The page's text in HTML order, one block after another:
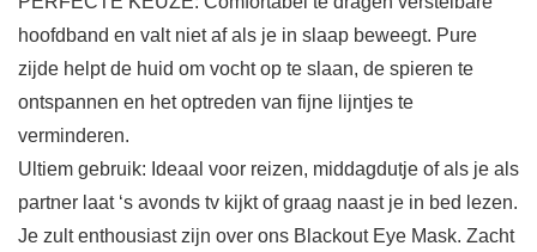
hoofdband en valt niet af als je in slaap beweegt. Pure
zijde helpt de huid om vocht op te slaan, de spieren te
ontspannen en het optreden van fijne lijntjes te
verminderen.
Ultiem gebruik: Ideaal voor reizen, middagdutje of als je als
partner laat ‘s avonds tv kijkt of graag naast je in bed lezen.
Je zult enthousiast zijn over ons Blackout Eye Mask. Zacht